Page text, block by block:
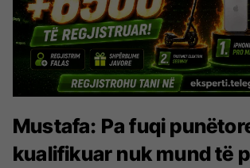
Mustafa: Pa fuqi
kualifikuar nuk mund të